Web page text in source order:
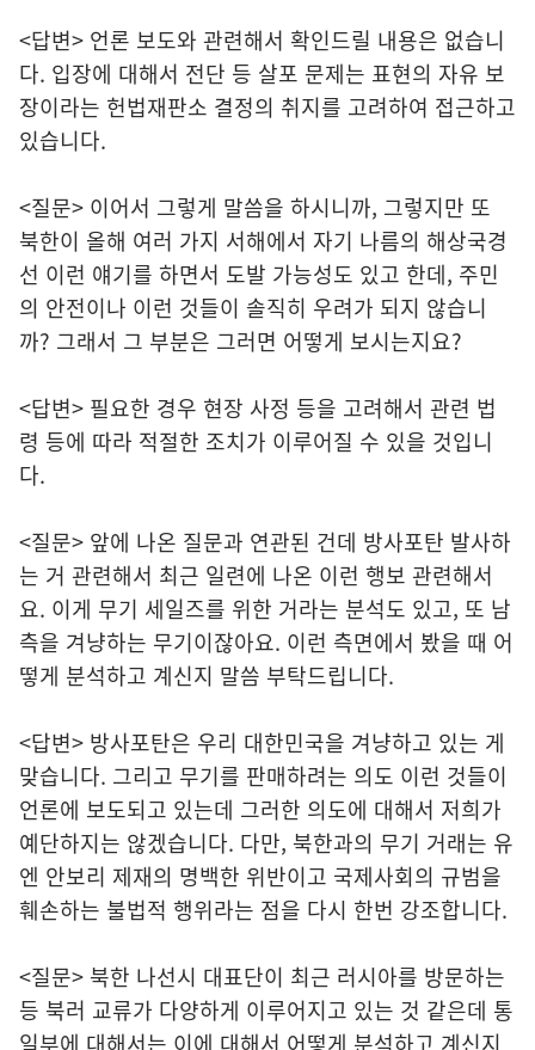
<답변> 언론 보도와 관련해서 확인드릴 내용은 없습니
다. 입장에 대해서 전단 등 살포 문제는 표현의 자유 보
장이라는 헌법재판소 결정의 취지를 고려하여 접근하고
있습니다.
<질문> 이어서 그렇게 말씀을 하시니까, 그렇지만 또
북한이 올해 여러 가지 서해에서 자기 나름의 해상국경
선 이런 얘기를 하면서 도발 가능성도 있고 한데, 주민
의 안전이나 이런 것들이 솔직히 우려가 되지 않습니
까? 그래서 그 부분은 그러면 어떻게 보시는지요?
<답변> 필요한 경우 현장 사정 등을 고려해서 관련 법
령 등에 따라 적절한 조치가 이루어질 수 있을 것입니
다.
<질문> 앞에 나온 질문과 연관된 건데 방사포탄 발사하
는 거 관련해서 최근 일련에 나온 이런 행보 관련해서
요. 이게 무기 세일즈를 위한 거라는 분석도 있고, 또 남
측을 겨냥하는 무기이잖아요. 이런 측면에서 봤을 때 어
떻게 분석하고 계신지 말씀 부탁드립니다.
<답변> 방사포탄은 우리 대한민국을 겨냥하고 있는 게
맞습니다. 그리고 무기를 판매하려는 의도 이런 것들이
언론에 보도되고 있는데 그러한 의도에 대해서 저희가
예단하지는 않겠습니다. 다만, 북한과의 무기 거래는 유
엔 안보리 제재의 명백한 위반이고 국제사회의 규범을
훼손하는 불법적 행위라는 점을 다시 한번 강조합니다.
<질문> 북한 나선시 대표단이 최근 러시아를 방문하는
등 북러 교류가 다양하게 이루어지고 있는 것 같은데 통
일부에 대해서는 이에 대해서 어떻게 분석하고 계신지